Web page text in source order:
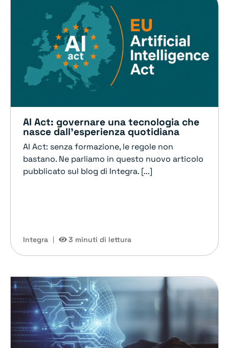
AI Act: governare una tecnologia che
nasce dall’esperienza quotidiana
AI Act: senza formazione, le regole non
bastano. Ne parliamo in questo nuovo articolo
pubblicato sul blog di Integra. [...]
Integra 3 minuti di lettura